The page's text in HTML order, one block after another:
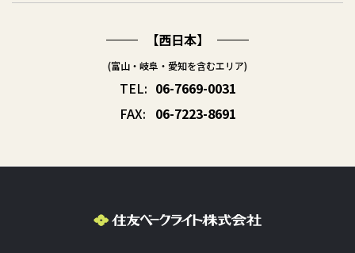
【西日本】
(富山・岐阜・愛知を含むエリア)
TEL: 06-7669-0031
FAX: 06-7223-8691